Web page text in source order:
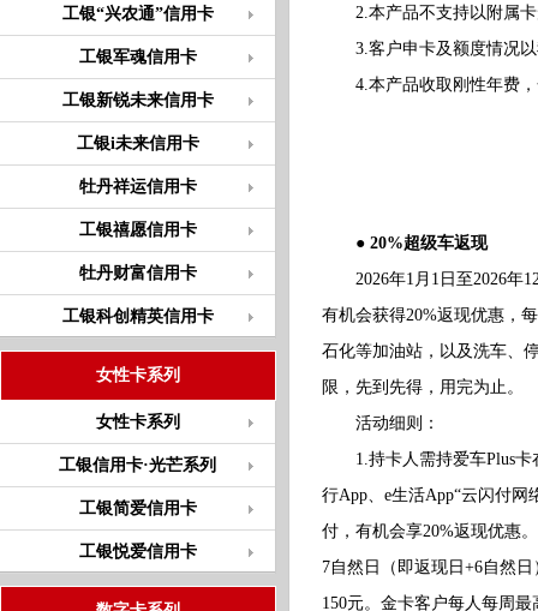
工银“兴农通”信用卡
工银军魂信用卡
工银新锐未来信用卡
工银i未来信用卡
牡丹祥运信用卡
工银禧愿信用卡
牡丹财富信用卡
工银科创精英信用卡
女性卡系列
女性卡系列
工银信用卡·光芒系列
工银简爱信用卡
工银悦爱信用卡
2.本产品不支持以附属卡
3.客户申卡及额度情况以
4.本产品收取刚性年费，
● 20%超级车返现
2026年1月1日至2026年12
有机会获得20%返现优惠，
石化等加油站，以及洗车、
限，先到先得，用完为止。
活动细则：
1.持卡人需持爱车Plus卡
行App、e生活App“云闪付
付，有机会享20%返现优惠
7自然日（即返现日+6自然
150元。金卡客户每人每周